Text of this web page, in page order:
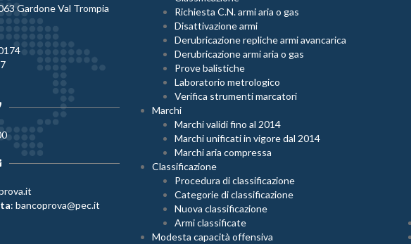
Gardone Val Trompia
: bancoprova@pec.it
Richiesta C.N. armi aria o gas
Disattivazione armi
Derubricazione repliche armi avancarica
Derubricazione armi aria o gas
Prove balistiche
Laboratorio metrologico
Verifica strumenti marcatori
Marchi
Marchi validi fino al 2014
Marchi unificati in vigore dal 2014
Marchi aria compressa
Classificazione
Procedura di classificazione
Categorie di classificazione
Nuova classificazione
Armi classificate
Modesta capacità offensiva